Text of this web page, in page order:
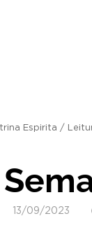
Espirita /
13/09/2023